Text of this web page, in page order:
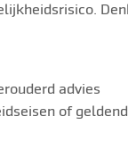
advies
of